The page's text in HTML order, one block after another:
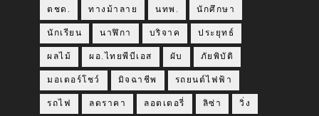
ตชด. ทางม้าลาย นทพ. นักศึกษา
นักเรียน นาฬิกา บริจาค ประยุทธ์
ผลไม้ ผอ.ไทยพีบีเอส ผับ ภัยพิบัติ
มอเตอร์โชว์ มิจฉาชีพ รถยนต์ไฟฟ้า
รถไฟ ลดราคา ลอตเตอรี่ ลิซ่า วิ่ง